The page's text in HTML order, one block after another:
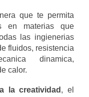
que te permita
en materias que
las ingienerias
fluidos, resistencia
dinamica,
calor.
la creatividad , el